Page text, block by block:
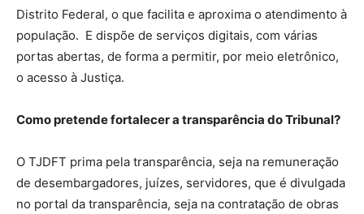
Distrito Federal, o que facilita e aproxima o atendimento à
população. E dispõe de serviços digitais, com várias
portas abertas, de forma a permitir, por meio eletrônico,
o acesso à Justiça.
Como pretende fortalecer a transparência do Tribunal?
O TJDFT prima pela transparência, seja na remuneração
de desembargadores, juízes, servidores, que é divulgada
no portal da transparência, seja na contratação de obras